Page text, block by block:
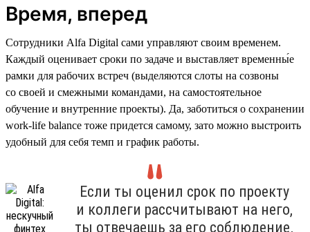
Время, вперед
Сотрудники Alfa Digital сами управляют своим временем.
Каждый оценивает сроки по задаче и выставляет временны́е
рамки для рабочих встреч (выделяются слоты на созвоны
со своей и смежными командами, на самостоятельное
обучение и внутренние проекты). Да, заботиться о сохранении
work-life balance тоже придется самому, зато можно выстроить
удобный для себя темп и график работы.
Если ты оценил срок по проекту
и коллеги рассчитывают на него,
ты отвечаешь за его соблюдение.